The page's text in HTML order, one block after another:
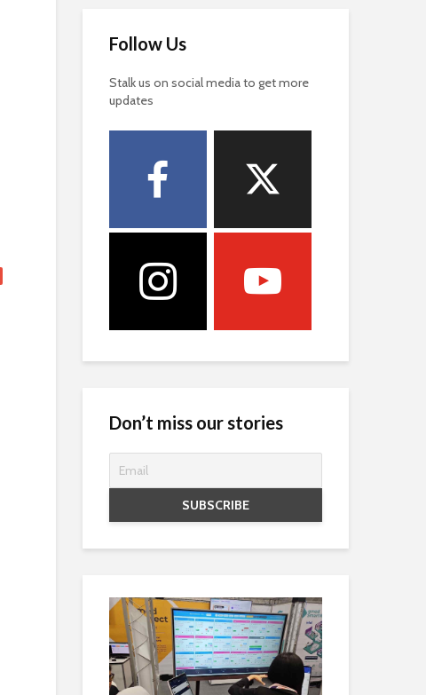
Follow Us
Stalk us on social media to get more
updates
Don’t miss our stories